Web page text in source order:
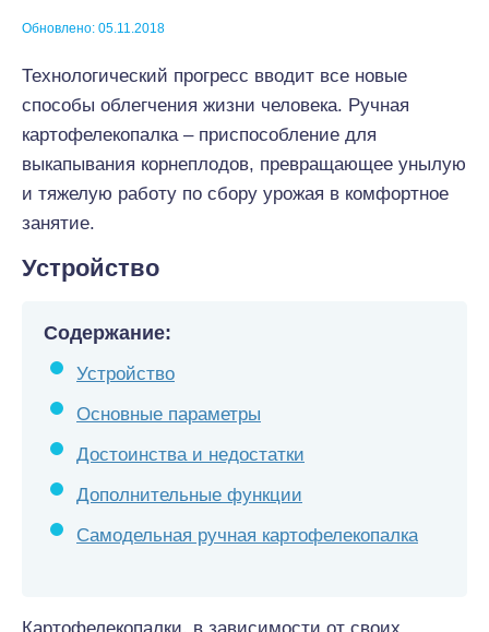
Обновлено: 05.11.2018
Технологический прогресс вводит все новые
способы облегчения жизни человека. Ручная
картофелекопалка – приспособление для
выкапывания корнеплодов, превращающее унылую
и тяжелую работу по сбору урожая в комфортное
занятие.
Устройство
Содержание:
Устройство
Основные параметры
Достоинства и недостатки
Дополнительные функции
Самодельная ручная картофелекопалка